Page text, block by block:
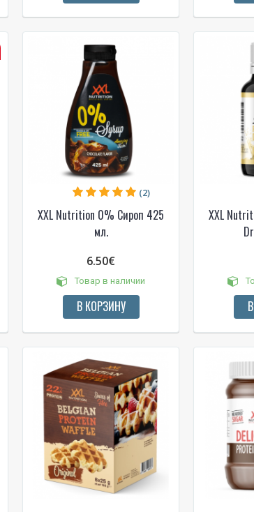
XXL Nutrition 0% Сироп 425
мл.
(2)
6.50€
Товар в наличии
В КОРЗИНУ
XXL
NUOLAIDA
apsipirkimui (daugeliui prekių)
nepraleisk kitų geriausių
Prenumeruok mūsų
dabar!
* Nuolaida taikoma gamintojams: Amix,
XXL, Raw powders, Go powders,
system. Akcijinėms prekėms nuolaida
nuolaidos nesumuojamos.
Gauti pasiūlymus ir
Sužinoti, kaip mes apsaugome ir tvarkome
privatumo politikos sąlygas.
PRENUMERUOTI